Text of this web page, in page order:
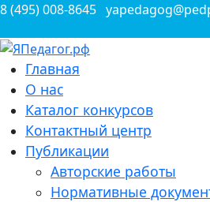
Перейти
содержимому
8 (495) 008-8645
ЯПедагог.рф
Всероссийские конкурсы для
Главная
О нас
Каталог конкурсов
Контактный центр
Публикации
Авторские работы
Нормативные